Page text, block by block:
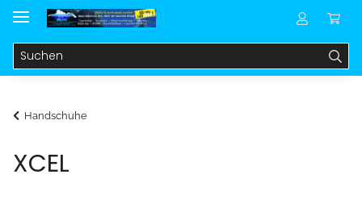
Handschuhe
XCEL